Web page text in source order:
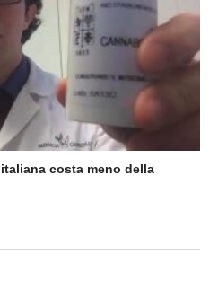
costa meno della